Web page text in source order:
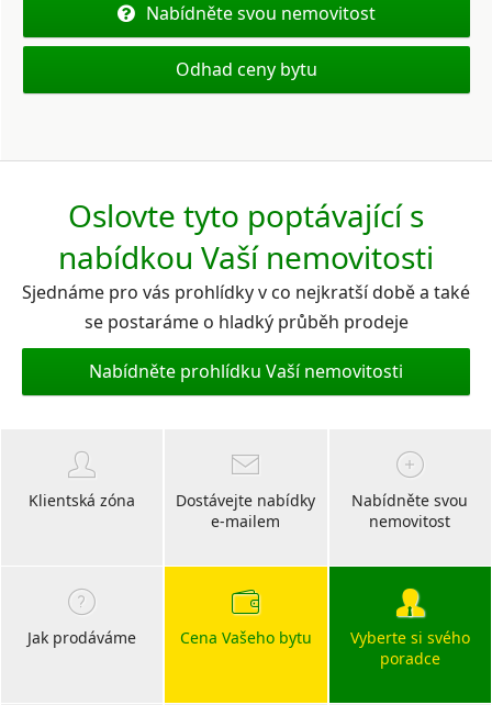
Nabídněte svou nemovitost
Odhad ceny bytu
Oslovte tyto poptávající s
nabídkou Vaší nemovitosti
Sjednáme pro vás prohlídky v co nejkratší době a také
se postaráme o hladký průběh prodeje
Nabídněte prohlídku Vaší nemovitosti
Klientská zóna
Dostávejte nabídky
e-mailem
Nabídněte svou
nemovitost
Jak prodáváme Cena Vašeho bytu
Vyberte si svého
poradce